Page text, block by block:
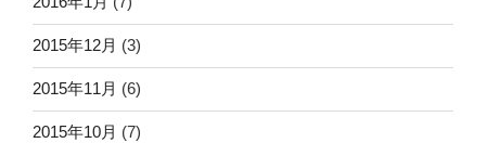
2015年12月 (3)
2015年11月 (6)
2015年10月 (7)